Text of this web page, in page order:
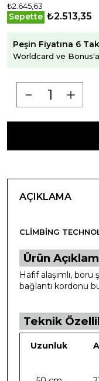
₺2.645,63
Sepette ₺2.513,35
Peşin Fiyatına 6
Worldcard ve
AÇIKLAMA
CLIMBING
Ürün
Hafif alaşımlı,
bağlantı kordonu
Teknik
Uzunluk